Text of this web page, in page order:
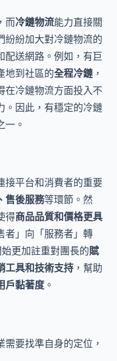
而冷鏈物流能力直接關
紛紛加大對冷鏈物流的
配送網路。例如，有巨
地到社區的全程冷鏈 ，
在冷鏈物流方面投入不
。因此，有穩定的冷鏈
一。
接平台和消費者的重要
售後服務等環節。然
得商品品質和價格更具
者」向「服務者」轉
更加註重對團長的賦
工具和技術支持 ，幫助
戶黏著度 。
要找準自身的定位，